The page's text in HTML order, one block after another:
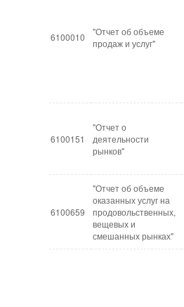
6100010
"Отчет об объеме
продаж и услуг"
6100151
"Отчет о
деятельности
рынков"
6100659
"Отчет об объеме
оказанных услуг на
продовольственных,
вещевых и
смешанных рынках"